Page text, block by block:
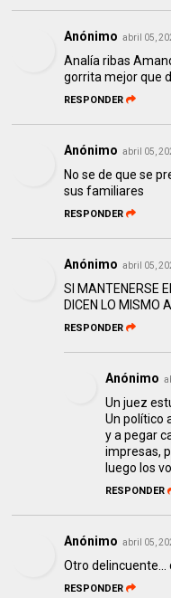
Anónimo abril 05,
Analía ribas
gorrita mejor que
RESPONDER
Anónimo abril 05,
No se de que se
sus familiares
RESPONDER
Anónimo abril 05,
SI MANTENERSE
DICEN LO MISMO
RESPONDER
Anónimo
Un juez
Un político
y a pegar
impresas,
luego los
RESPONDER
Anónimo abril 05,
Otro
RESPONDER